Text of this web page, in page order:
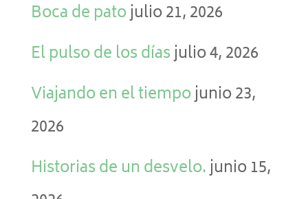
Boca de patojulio 21, 2026
El pulso de los díasjulio 4, 2026
Viajando en el tiempojunio 23,
2026
Historias de un desvelo.junio 15,